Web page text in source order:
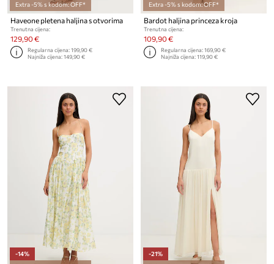
Extra -5% s kodom: OFF*
Haveone pletena haljina s otvorima
Trenutna cijena:
129,90 €
Regularna cijena:199,90 €
Najniža cijena:149,90 €
Extra -5% s kodom: OFF*
Bardot haljina princeza kroja
Trenutna cijena:
109,90 €
Regularna cijena:169,90 €
Najniža cijena:119,90 €
-14%
-21%